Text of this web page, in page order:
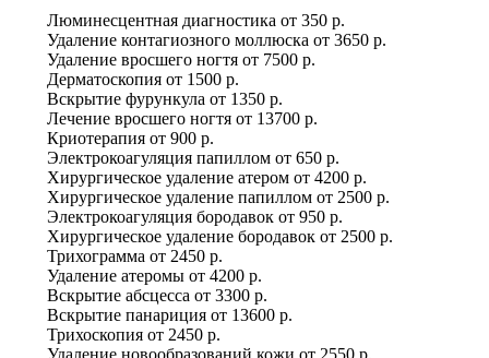
Люминесцентная диагностика от 350 р.
Удаление контагиозного моллюска от 3650 р.
Удаление вросшего ногтя от 7500 р.
Дерматоскопия от 1500 р.
Вскрытие фурункула от 1350 р.
Лечение вросшего ногтя от 13700 р.
Криотерапия от 900 р.
Электрокоагуляция папиллом от 650 р.
Хирургическое удаление атером от 4200 р.
Хирургическое удаление папиллом от 2500 р.
Электрокоагуляция бородавок от 950 р.
Хирургическое удаление бородавок от 2500 р.
Трихограмма от 2450 р.
Удаление атеромы от 4200 р.
Вскрытие абсцесса от 3300 р.
Вскрытие панариция от 13600 р.
Трихоскопия от 2450 р.
Удаление новообразований кожи от 2550 р.